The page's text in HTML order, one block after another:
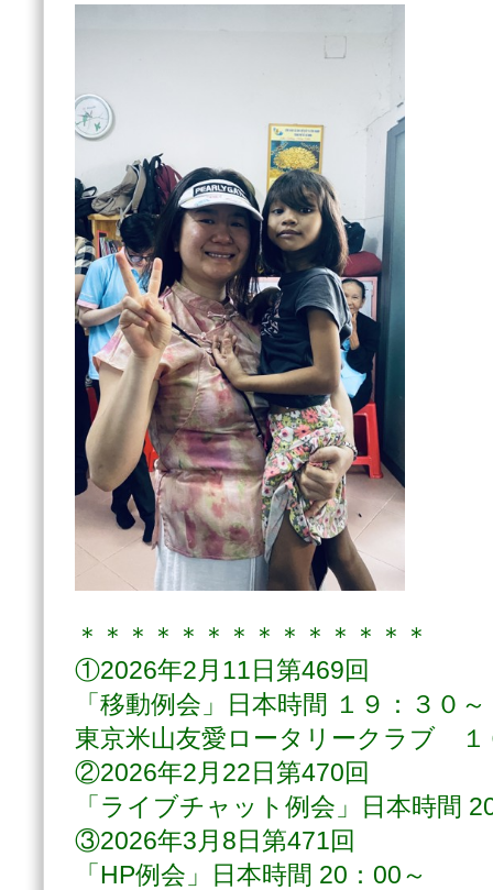
＊＊＊＊＊＊＊＊＊＊＊＊＊＊
①2026年2月11日第469回
「移動例会」日本時間 １９：３０～
東京米山友愛ロータリークラブ １
②2026年2月22日第470回
「ライブチャット例会」日本時間
③2026年3月8日第471回
「HP例会」日本時間 20：00～